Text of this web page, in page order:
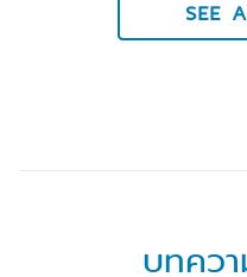
SEE
บทคว